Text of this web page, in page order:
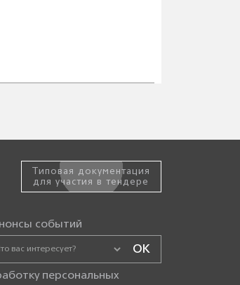
Типовая документация
для участия в тендере
событий
персональных